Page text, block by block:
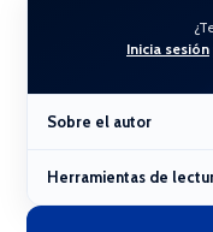
Inicia sesión
Sobre el autor
Herramientas de